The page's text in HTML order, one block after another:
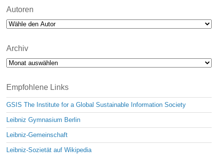
Autoren
Archiv
Archiv
Empfohlene Links
GSIS The Institute for a Global Sustainable Information Society
Leibniz Gymnasium Berlin
Leibniz-Gemeinschaft
Leibniz-Sozietät auf Wikipedia